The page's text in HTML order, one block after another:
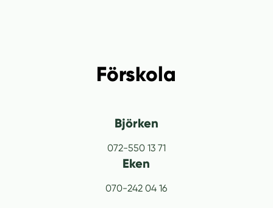
Förskola
Björken
072-550 13 71
Eken
070-242 04 16